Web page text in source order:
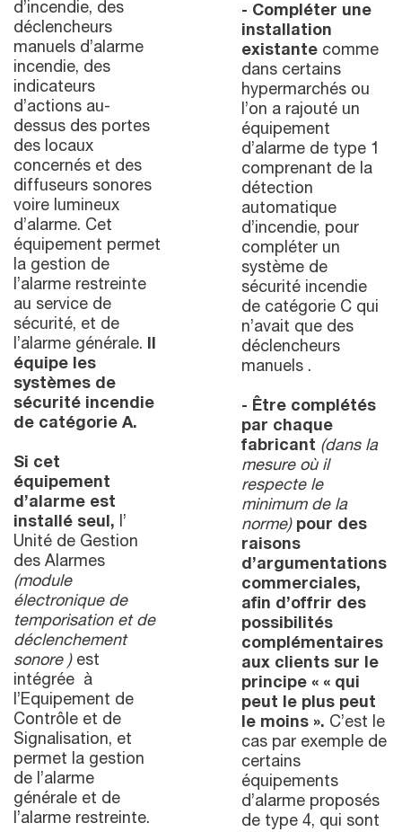
d’incendie, des
déclencheurs
manuels d’alarme
incendie, des
indicateurs
d’actions au-
dessus des portes
des locaux
concernés et des
diffuseurs sonores
voire lumineux
d’alarme. Cet
équipement permet
la gestion de
l’alarme restreinte
au service de
sécurité, et de
l’alarme générale. Il
équipe les
systèmes de
sécurité incendie
de catégorie A.
Si cet
équipement
d’alarme est
installé seul, l’
Unité de Gestion
des Alarmes
(module
électronique de
temporisation et de
déclenchement
sonore )est
intégrée à
l’Equipement de
Contrôle et de
Signalisation, et
permet la gestion
de l’alarme
générale et de
l’alarme restreinte.
- Compléter une
installation
existante comme
dans certains
hypermarchés ou
l’on a rajouté un
équipement
d’alarme de type 1
comprenant de la
détection
automatique
d’incendie, pour
compléter un
système de
sécurité incendie
de catégorie C qui
n’avait que des
déclencheurs
manuels .
- Être complétés
par chaque
fabricant (dans la
mesure où il
respecte le
minimum de la
norme) pour des
raisons
d’argumentations
commerciales,
afin d’offrir des
possibilités
complémentaires
aux clients sur le
principe « « qui
peut le plus peut
le moins ». C’est le
cas par exemple de
certains
équipements
d’alarme proposés
de type 4, qui sont